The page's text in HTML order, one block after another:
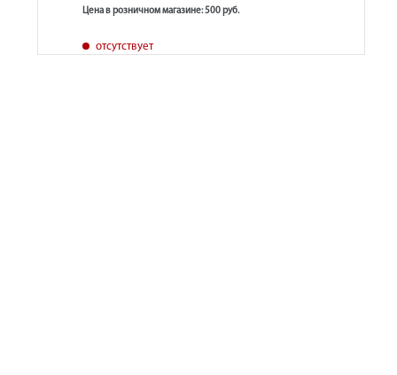
Цена в розничном магазине: 500 руб.
отсутствует